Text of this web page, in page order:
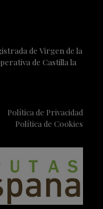
de Virgen de la
de Castilla la
Política de Privacidad
Política de Cookies